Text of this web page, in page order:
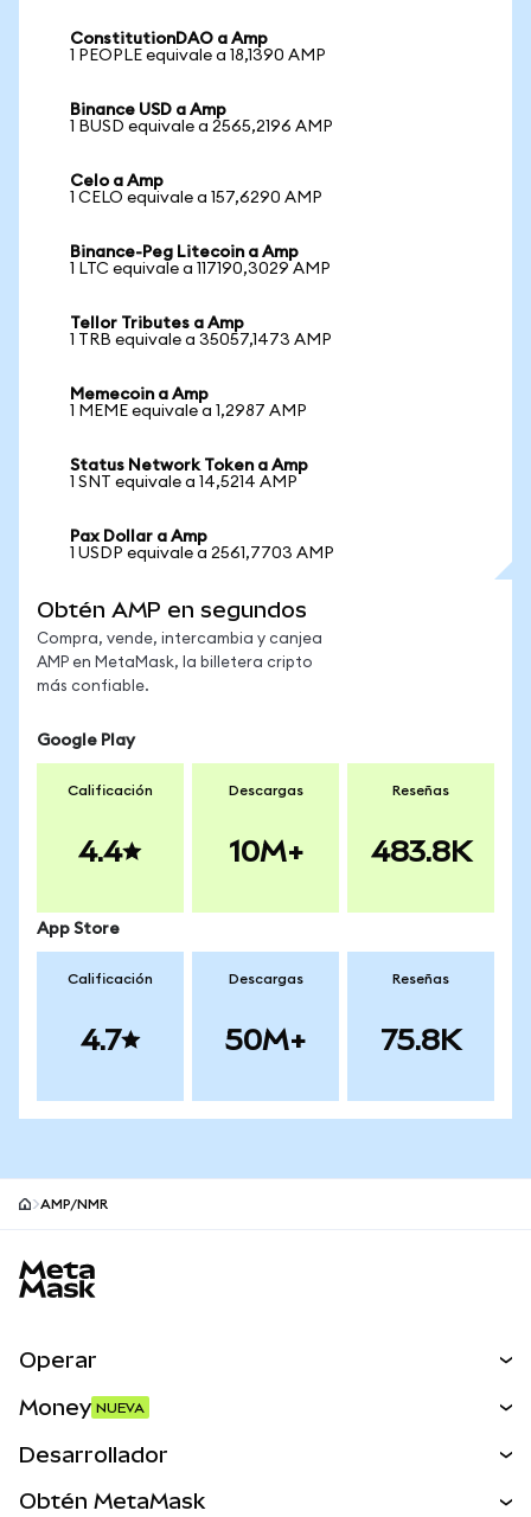
ConstitutionDAO a Amp
1 PEOPLE equivale a 18,1390 AMP
Binance USD a Amp
1 BUSD equivale a 2565,2196 AMP
Celo a Amp
1 CELO equivale a 157,6290 AMP
Binance-Peg Litecoin a Amp
1 LTC equivale a 117190,3029 AMP
Tellor Tributes a Amp
1 TRB equivale a 35057,1473 AMP
Memecoin a Amp
1 MEME equivale a 1,2987 AMP
Status Network Token a Amp
1 SNT equivale a 14,5214 AMP
Pax Dollar a Amp
1 USDP equivale a 2561,7703 AMP
Obtén AMP en segundos
Compra, vende, intercambia y canjea
AMP en MetaMask, la billetera cripto
más confiable.
Google Play
Calificación
4.4
Descargas
10M+
Reseñas
483.8K
App Store
Calificación
4.7
Descargas
50M+
Reseñas
75.8K
AMP/NMR
Operar
Activos del mundo real
Money NUEVA
Desarrollador
Obtén MetaMask